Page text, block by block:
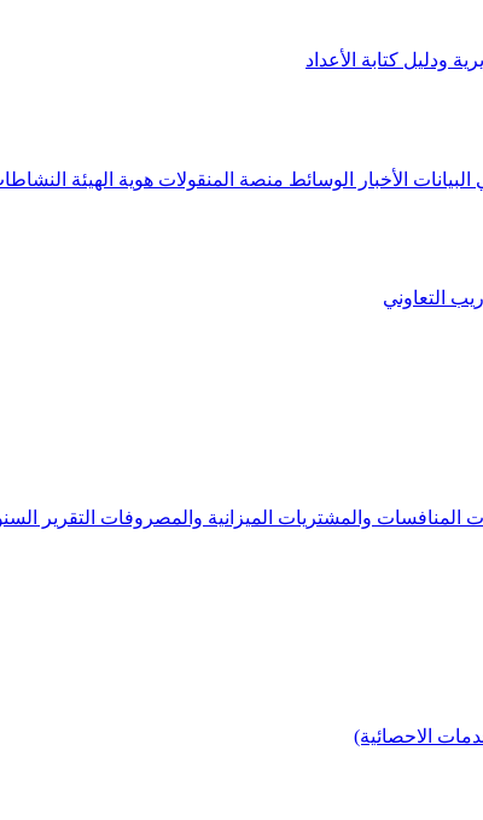
ودليل كتابة الأعداد
الأخبار الوسائط منصة المنقولات هوية الهيئة
التعاوني
المنافسات والمشتريات الميزانية والمصروفات التقرير
الاحصائية)